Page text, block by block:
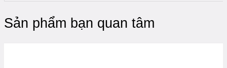
Sản phẩm bạn quan tâm